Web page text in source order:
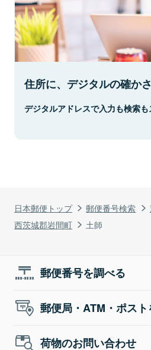
日本郵便トップ 郵便番号検索
西茨城郡岩間町
土師
住所に、デジタルの確かさ
デジタルアドレスで入力も検索も
郵便番号を調べる
郵便局・ATM・ポス
荷物のお問い合わせ